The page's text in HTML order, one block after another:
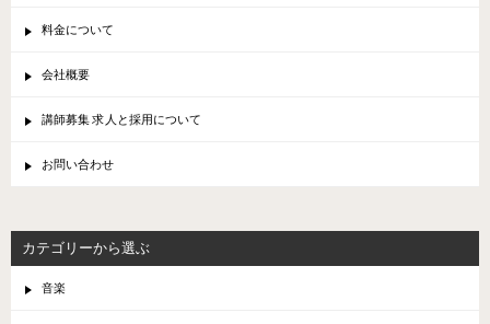
料金について
会社概要
講師募集 求人と採用について
お問い合わせ
カテゴリーから選ぶ
音楽